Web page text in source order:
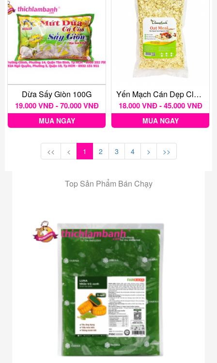
Dừa Sấy Giòn 100G
19.000 VNĐ - 70.000 VNĐ
MUA NGAY
Yến Mạch Cán Dẹp Classy Foods
18.000 VNĐ - 45.000 VNĐ
MUA NGAY
<< < 1 2 3 4 > >>
Top Sản Phẩm Bán Chạy